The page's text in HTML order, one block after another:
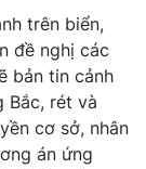
trên biển,
đề nghị các
bản tin cảnh
Bắc, rét và
cơ sở, nhân
án ứng